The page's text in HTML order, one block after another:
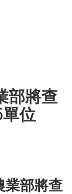
部將查
位
業部將查